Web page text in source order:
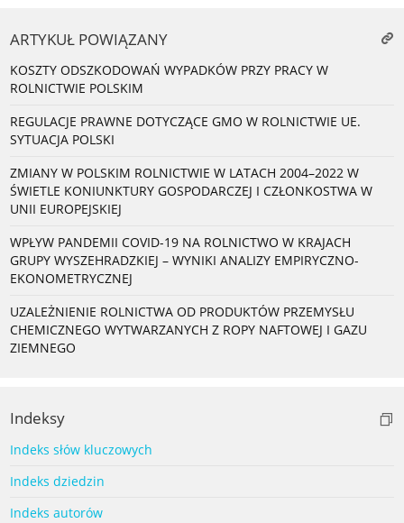
ARTYKUŁ POWIĄZANY
KOSZTY ODSZKODOWAŃ WYPADKÓW PRZY PRACY W
ROLNICTWIE POLSKIM
REGULACJE PRAWNE DOTYCZĄCE GMO W ROLNICTWIE UE.
SYTUACJA POLSKI
ZMIANY W POLSKIM ROLNICTWIE W LATACH 2004–2022 W
ŚWIETLE KONIUNKTURY GOSPODARCZEJ I CZŁONKOSTWA W
UNII EUROPEJSKIEJ
WPŁYW PANDEMII COVID-19 NA ROLNICTWO W KRAJACH
GRUPY WYSZEHRADZKIEJ – WYNIKI ANALIZY EMPIRYCZNO-
EKONOMETRYCZNEJ
UZALEŻNIENIE ROLNICTWA OD PRODUKTÓW PRZEMYSŁU
CHEMICZNEGO WYTWARZANYCH Z ROPY NAFTOWEJ I GAZU
ZIEMNEGO
Indeksy
Indeks słów kluczowych
Indeks dziedzin
Indeks autorów